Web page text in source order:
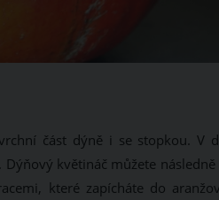
část dýně i se stopkou. V
květináč můžete následně
které zapícháte do